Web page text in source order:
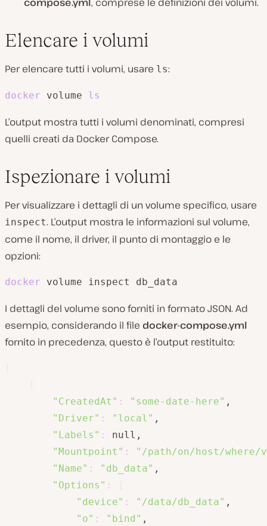
Elencare i volumi
Per elencare tutti i volumi, usare ls:
docker volume ls
L’output mostra tutti i volumi denominati, compresi
quelli creati da Docker Compose.
Ispezionare i volumi
Per visualizzare i dettagli di un volume specifico, usare
inspect. L’output mostra le informazioni sul volume,
come il nome, il driver, il punto di montaggio e le
opzioni:
docker volume inspect db_data
I dettagli del volume sono forniti in formato JSON. Ad
esempio, considerando il file docker-compose.yml
fornito in precedenza, questo è l’output restituito:
"CreatedAt" : "some-date-here" ,
"Driver" : "local" ,
"Labels" :
null,
"Mountpoint" :
"/path/on/host/where/
"Name" : "db_data" ,
"Options" :
"device" : "/data/db_data" ,
"o" : "bind" ,